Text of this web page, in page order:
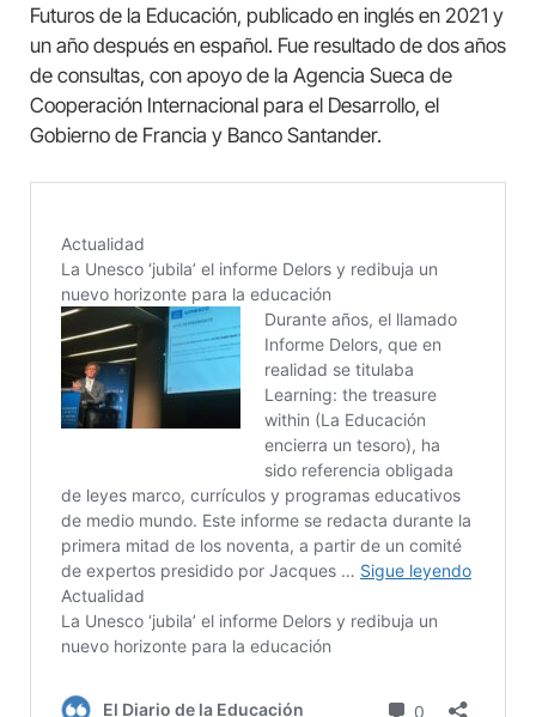
Futuros de la Educación, publicado en inglés en 2021 y
un año después en español. Fue resultado de dos años
de consultas, con apoyo de la Agencia Sueca de
Cooperación Internacional para el Desarrollo, el
Gobierno de Francia y Banco Santander.